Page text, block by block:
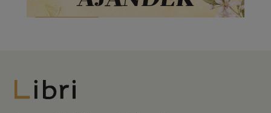
Libri